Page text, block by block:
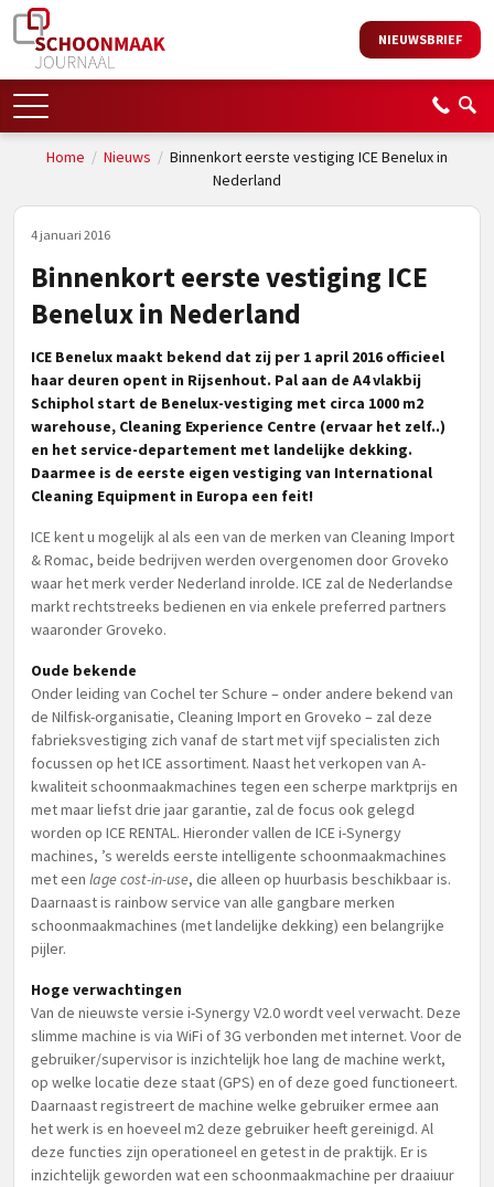
NIEUWSBRIEF
Home / Nieuws / Binnenkort eerste vestiging ICE Benelux in
Nederland
4 januari 2016
Binnenkort eerste vestiging ICE
Benelux in Nederland
ICE Benelux maakt bekend dat zij per 1 april 2016 officieel
haar deuren opent in Rijsenhout. Pal aan de A4 vlakbij
Schiphol start de Benelux-vestiging met circa 1000 m2
warehouse, Cleaning Experience Centre (ervaar het zelf..)
en het service-departement met landelijke dekking.
Daarmee is de eerste eigen vestiging van International
Cleaning Equipment in Europa een feit!
ICE kent u mogelijk al als een van de merken van Cleaning Import
& Romac, beide bedrijven werden overgenomen door Groveko
waar het merk verder Nederland inrolde. ICE zal de Nederlandse
markt rechtstreeks bedienen en via enkele preferred partners
waaronder Groveko.
Oude bekende
Onder leiding van Cochel ter Schure – onder andere bekend van
de Nilfisk-organisatie, Cleaning Import en Groveko – zal deze
fabrieksvestiging zich vanaf de start met vijf specialisten zich
focussen op het ICE assortiment. Naast het verkopen van A-
kwaliteit schoonmaakmachines tegen een scherpe marktprijs en
met maar liefst drie jaar garantie, zal de focus ook gelegd
worden op ICE RENTAL. Hieronder vallen de ICE i-Synergy
machines, ’s werelds eerste intelligente schoonmaakmachines
met een lage cost-in-use, die alleen op huurbasis beschikbaar is.
Daarnaast is rainbow service van alle gangbare merken
schoonmaakmachines (met landelijke dekking) een belangrijke
pijler.
Hoge verwachtingen
Van de nieuwste versie i-Synergy V2.0 wordt veel verwacht. Deze
slimme machine is via WiFi of 3G verbonden met internet. Voor de
gebruiker/supervisor is inzichtelijk hoe lang de machine werkt,
op welke locatie deze staat (GPS) en of deze goed functioneert.
Daarnaast registreert de machine welke gebruiker ermee aan
het werk is en hoeveel m2 deze gebruiker heeft gereinigd. Al
deze functies zijn operationeel en getest in de praktijk. Er is
inzichtelijk geworden wat een schoonmaakmachine per draaiuur